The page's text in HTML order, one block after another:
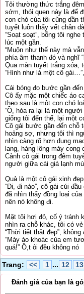
Tôi thường thức trắng
sớm, thói quen này là để
con chó của tôi cũng dần
tuyết luôn thấy vết chân
“Soạt soạt”, bỗng tôi
lúc một gần.
“Muộn như thế này mà
phía âm thanh đó và nghĩ
Qua màn tuyết trắng xóa,
“Hình như là một cô
Cái bóng đo bước gần
Cô ấy mặc một chiếc áo
theo sau là một con chó
“Ồ, hóa ra lại là một
giống tôi đến thế, lại một
Cô gái bước gần đến chỗ
hoảng sợ, nhưng tôi thì
nhìn càng rõ hơn dung
lang, hàng lông mày cong
Cảnh cô gái trong đêm
người giữa cái giá lạnh
Quả là một cô gái xinh
“Đi, đi nào”, cô gái cúi
đã nhìn thấy đồng loại
nên nó không đi.
Mặt tôi hơi đỏ, cố ý tránh
nhìn ra chỗ khác, tôi có vẻ
“Thời tiết thật đẹp”,
“Mày áo khoác của em
quá!” Ồ,t ôi đều không nó
Trang: << 1 ... 12 13
Đánh giá của bạn là